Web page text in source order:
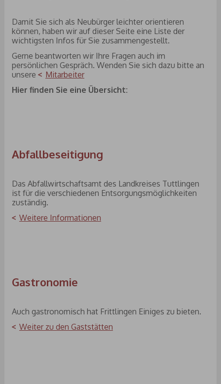
Damit Sie sich als Neubürger leichter orientieren
können, haben wir auf dieser Seite eine Liste der
wichtigsten Infos für Sie zusammengestellt.
Gerne beantworten wir Ihre Fragen auch im
persönlichen Gespräch. Wenden Sie sich dazu bitte an
unsere
Mitarbeiter
Hier finden Sie eine Übersicht:
Abfallbeseitigung
Das Abfallwirtschaftsamt des Landkreises Tuttlingen
ist für die verschiedenen Entsorgungsmöglichkeiten
zuständig.
Weitere Informationen
Gastronomie
Auch gastronomisch hat Frittlingen Einiges zu bieten.
Weiter zu den Gaststätten